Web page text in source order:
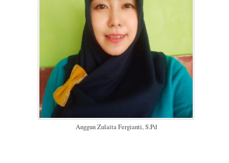
Anggun Zulaita Fergianti, S.Pd